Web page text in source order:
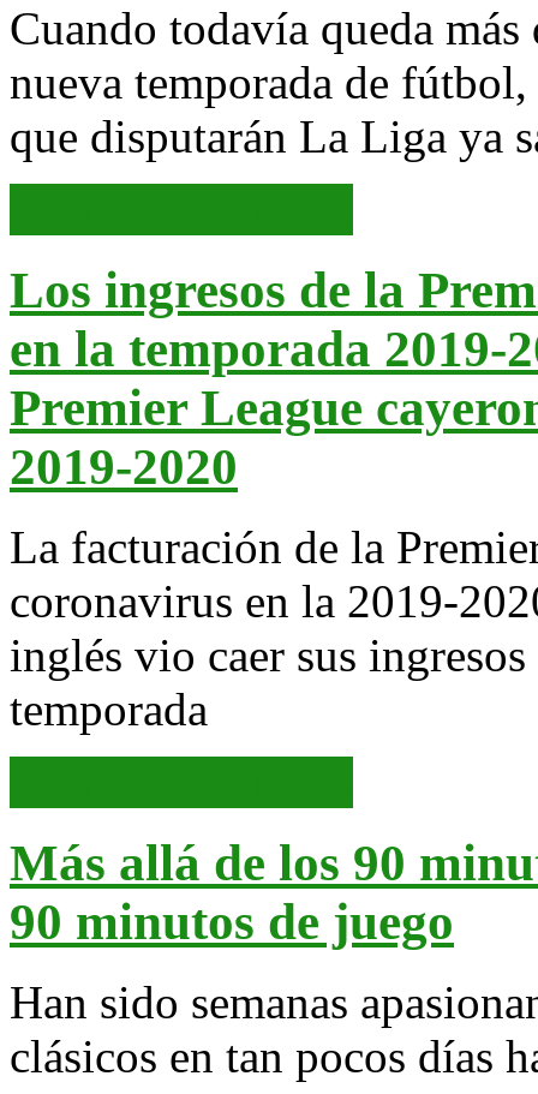
Cuando todavía queda
nueva temporada de
que disputarán La Liga ya
Los ingresos de la
en la temporada 2019-
Premier League
2019-2020
La facturación de la
coronavirus en la 2019-
inglés vio caer sus
temporada
Más allá de los 90
90 minutos de juego
Han sido semanas
clásicos en tan pocos días